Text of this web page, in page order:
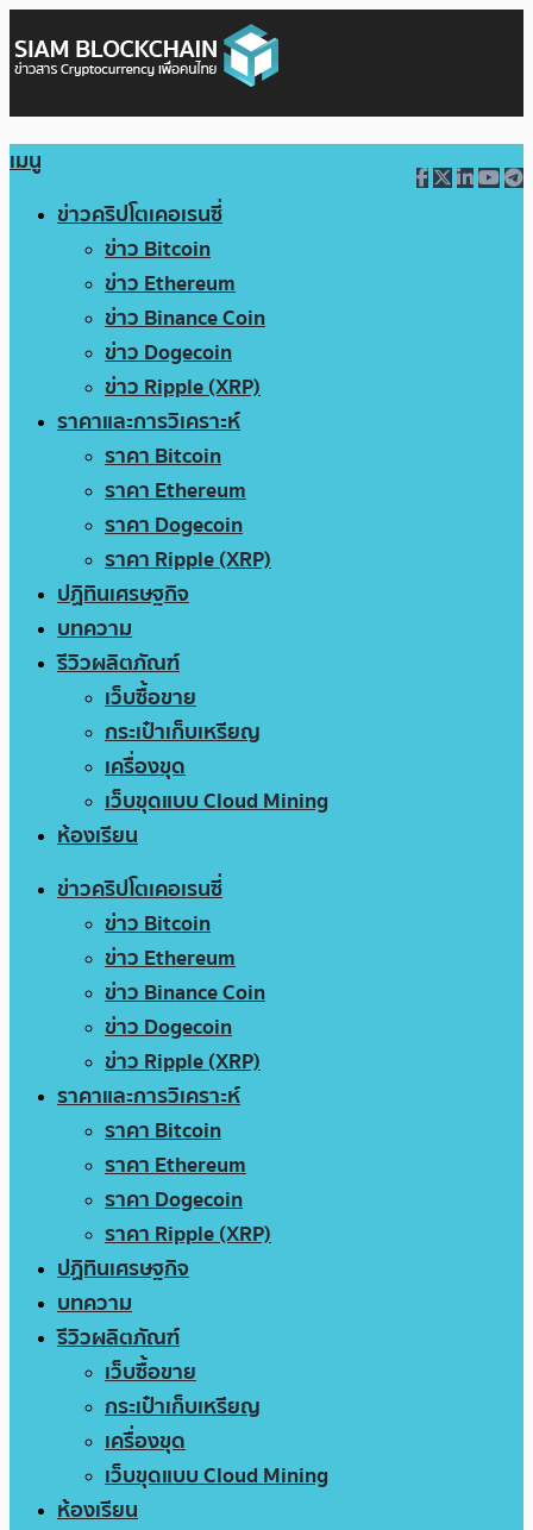
เมนู
ข่าวคริปโตเคอเรนซี่
ข่าว Bitcoin
ข่าว Ethereum
ข่าว Binance Coin
ข่าว Dogecoin
ข่าว Ripple (XRP)
ราคาและการวิเคราะห์
ราคา Bitcoin
ราคา Ethereum
ราคา Dogecoin
ราคา Ripple (XRP)
ปฏิทินเศรษฐกิจ
บทความ
รีวิวผลิตภัณฑ์
เว็บซื้อขาย
กระเป๋าเก็บเหรียญ
เครื่องขุด
เว็บขุดแบบ Cloud Mining
ห้องเรียน
ข่าวคริปโตเคอเรนซี่
ข่าว Bitcoin
ข่าว Ethereum
ข่าว Binance Coin
ข่าว Dogecoin
ข่าว Ripple (XRP)
ราคาและการวิเคราะห์
ราคา Bitcoin
ราคา Ethereum
ราคา Dogecoin
ราคา Ripple (XRP)
ปฏิทินเศรษฐกิจ
บทความ
รีวิวผลิตภัณฑ์
เว็บซื้อขาย
กระเป๋าเก็บเหรียญ
เครื่องขุด
เว็บขุดแบบ Cloud Mining
ห้องเรียน